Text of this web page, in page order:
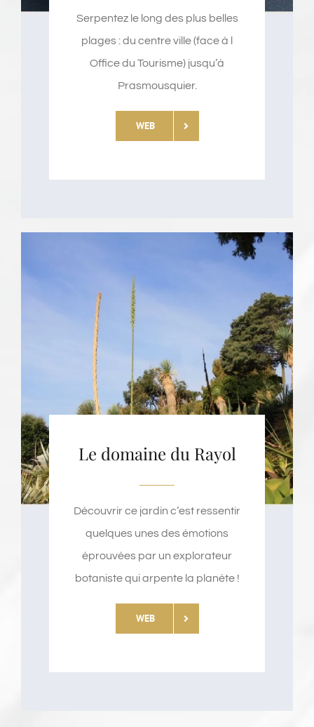
Serpentez le long des plus belles
plages : du centre ville (face à l
Office du Tourisme) jusqu’à
Prasmousquier.
WEB
Le domaine du Rayol
Découvrir ce jardin c’est ressentir
quelques unes des émotions
éprouvées par un explorateur
botaniste qui arpente la planète !
WEB